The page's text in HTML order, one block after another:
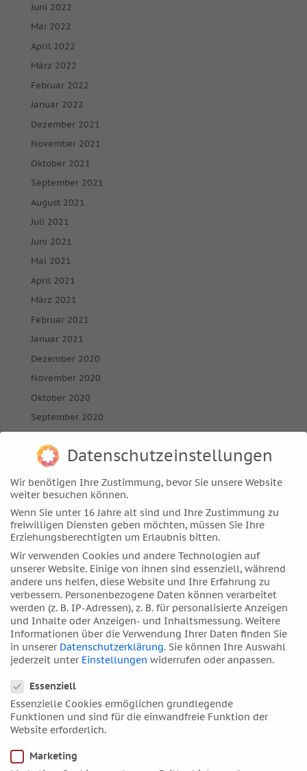
Juni 2022
Mai 2022
April 2022
März 2022
Februar 2022
Januar 2022
Dezember 2021
November 2021
Oktober 2021
September 2021
August 2021
Juli 2021
Juni 2021
Mai 2021
April 2021
März 2021
Februar 2021
Januar 2021
Dezember 2020
November 2020
Oktober 2020
September 2020
Juli 2020
Juni 2020
Mai 2020
April 2020
März 2020
Februar 2020
Januar 2020
Dezember 2019
November 2019
Oktober 2019
September 2019
Juli 2019
Juni 2019
April 2019
März 2019
Datenschutzeinstellungen
Wir benötigen Ihre Zustimmung, bevor Sie unsere Website
weiter besuchen können.
Wenn Sie unter 16 Jahre alt sind und Ihre Zustimmung zu
freiwilligen Diensten geben möchten, müssen Sie Ihre
Erziehungsberechtigten um Erlaubnis bitten.
Wir verwenden Cookies und andere Technologien auf
unserer Website. Einige von ihnen sind essenziell, während
andere uns helfen, diese Website und Ihre Erfahrung zu
verbessern. Personenbezogene Daten können verarbeitet
werden (z. B. IP-Adressen), z. B. für personalisierte Anzeigen
und Inhalte oder Anzeigen- und Inhaltsmessung. Weitere
Informationen über die Verwendung Ihrer Daten finden Sie
in unserer Datenschutzerklärung. Sie können Ihre Auswahl
jederzeit unter Einstellungen widerrufen oder anpassen.
Essenziell
Essenzielle Cookies ermöglichen grundlegende
Funktionen und sind für die einwandfreie Funktion der
Website erforderlich.
Marketing